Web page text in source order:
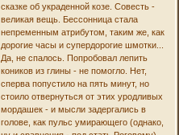
сказке об украденной козе. Совесть -
великая вещь. Бессонница стала
непременным атрибутом, таким же, как
дорогие часы и супердорогие шмотки...
Да, не спалось. Попробовал лепить
коников из глины - не помогло. Нет,
сперва попустило на пять минут, но
стоило отвернуться от этих уродливых
мордашек - и мысли задергались в
голове, как пульс умирающего (однако,